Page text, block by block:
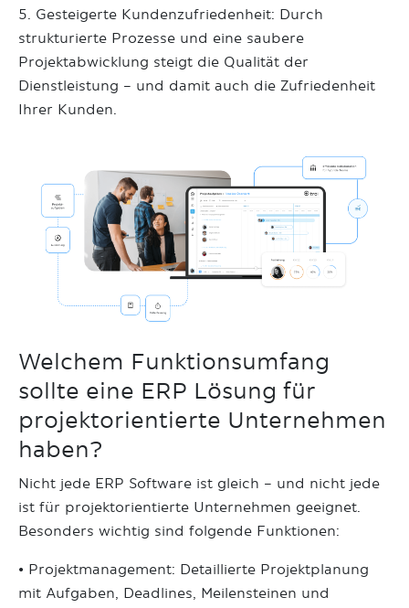
5. Gesteigerte Kundenzufriedenheit: Durch
strukturierte Prozesse und eine saubere
Projektabwicklung steigt die Qualität der
Dienstleistung – und damit auch die Zufriedenheit
Ihrer Kunden.
Welchem Funktionsumfang
sollte eine ERP Lösung für
projektorientierte Unternehmen
haben?
Nicht jede ERP Software ist gleich – und nicht jede
ist für projektorientierte Unternehmen geeignet.
Besonders wichtig sind folgende Funktionen:
• Projektmanagement: Detaillierte Projektplanung
mit Aufgaben, Deadlines, Meilensteinen und